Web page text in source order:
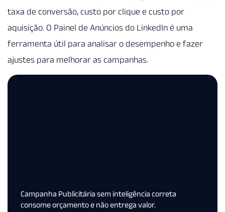
taxa de conversão, custo por clique e custo por
aquisição. O Painel de Anúncios do LinkedIn é uma
ferramenta útil para analisar o desempenho e fazer
ajustes para melhorar as campanhas.
Campanha Publicitária sem inteligência correta
consome orçamento e não entrega valor.